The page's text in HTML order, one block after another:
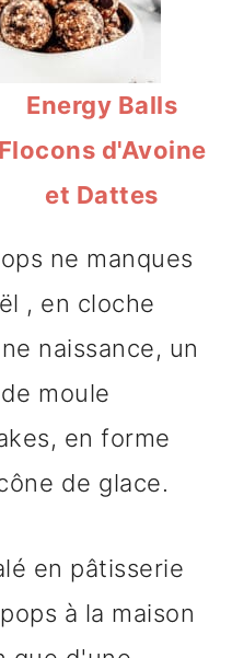
Energy Balls
Flocons d'Avoine
et Dattes
ne manques
, en cloche
naissance, un
moule
en forme
de glace.
en pâtisserie
à la maison